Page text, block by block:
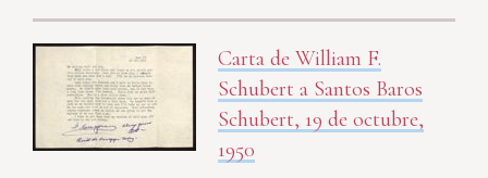
Carta de William F.
Schubert a Santos Baros
Schubert, 19 de octubre,
1950